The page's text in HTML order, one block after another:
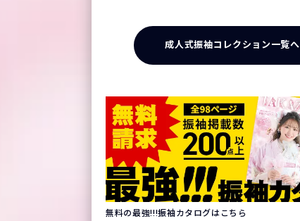
成人式振袖コレクション一覧へ
無料の最強!!!振袖カタログはこちら